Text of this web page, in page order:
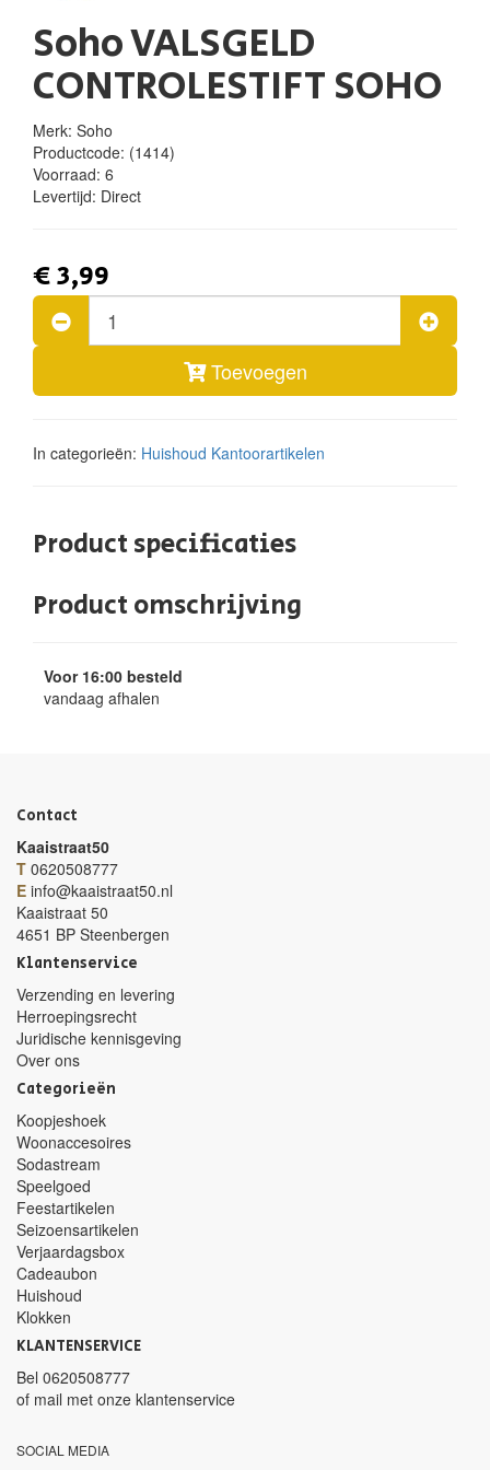
Soho VALSGELD
CONTROLESTIFT SOHO
Merk: Soho
Productcode: (1414)
Voorraad: 6
Levertijd: Direct
€ 3,99
Toevoegen
In categorieën: Huishoud Kantoorartikelen
Product specificaties
Product omschrijving
Voor 16:00 besteld
vandaag afhalen
Contact
Kaaistraat50
T 0620508777
E info@kaaistraat50.nl
Kaaistraat 50
4651 BP Steenbergen
Klantenservice
Verzending en levering
Herroepingsrecht
Juridische kennisgeving
Over ons
Categorieën
Koopjeshoek
Woonaccesoires
Sodastream
Speelgoed
Feestartikelen
Seizoensartikelen
Verjaardagsbox
Cadeaubon
Huishoud
Klokken
KLANTENSERVICE
Bel 0620508777
of mail met onze klantenservice
SOCIAL MEDIA